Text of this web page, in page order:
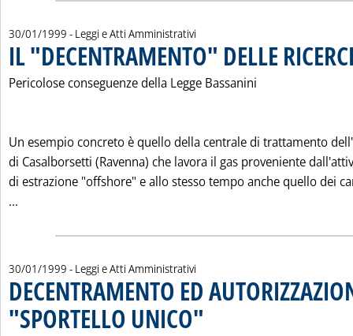
30/01/1999 - Leggi e Atti Amministrativi
IL "DECENTRAMENTO" DELLE
Pericolose conseguenze della Legge Bassanini
Un esempio concreto è quello della centrale di trattamento
di Casalborsetti (Ravenna) che lavora il gas proveniente
di estrazione "offshore" e allo stesso tempo anche quello dei
...
30/01/1999 - Leggi e Atti Amministrativi
DECENTRAMENTO ED
"SPORTELLO UNICO"